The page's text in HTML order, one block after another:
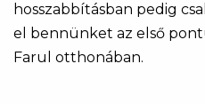
hosszabbításban pedig
el bennünket az első
Farul otthonában.